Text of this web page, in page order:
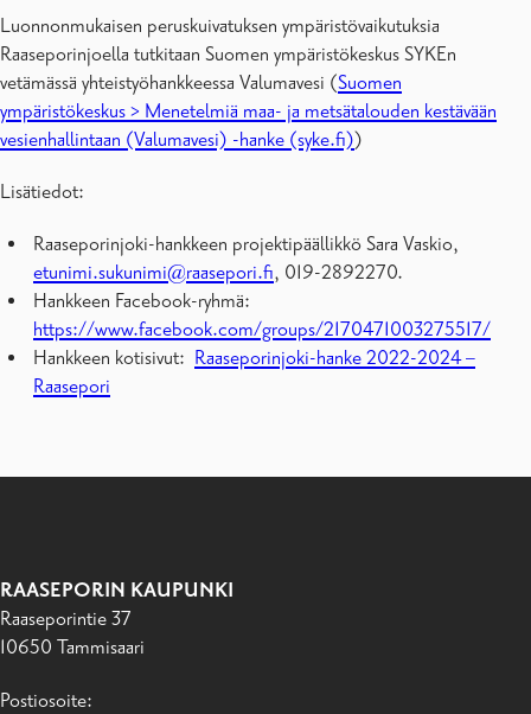
Luonnonmukaisen peruskuivatuksen ympäristövaikutuksia
Raaseporinjoella tutkitaan Suomen ympäristökeskus SYKEn
vetämässä yhteistyöhankkeessa Valumavesi (Suomen
ympäristökeskus > Menetelmiä maa- ja metsätalouden kestävään
vesienhallintaan (Valumavesi) -hanke (syke.fi))
Lisätiedot:
Raaseporinjoki-hankkeen projektipäällikkö Sara Vaskio,
etunimi.sukunimi@raasepori.fi, 019-2892270.
Hankkeen Facebook-ryhmä:
https://www.facebook.com/groups/2170471003275517/
Hankkeen kotisivut: Raaseporinjoki-hanke 2022-2024 –
Raasepori
RAASEPORIN KAUPUNKI
Raaseporintie 37
10650 Tammisaari
Postiosoite: